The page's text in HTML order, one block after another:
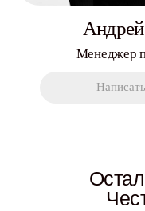
Менеджер